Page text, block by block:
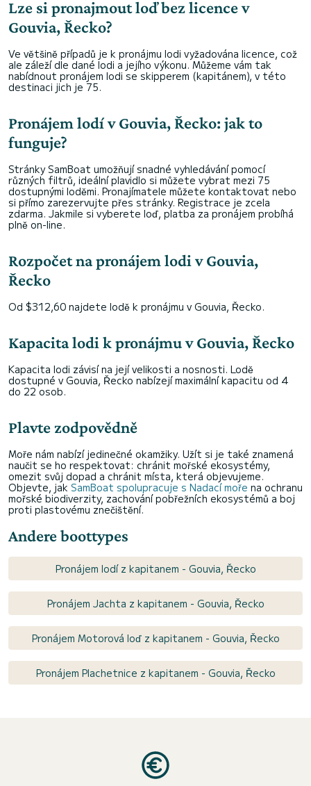
Lze si pronajmout loď bez licence v
Gouvia, Řecko?
Ve většině případů je k pronájmu lodi vyžadována licence, což
ale záleží dle dané lodi a jejího výkonu. Můžeme vám tak
nabídnout pronájem lodi se skipperem (kapitánem), v této
destinaci jich je 75.
Pronájem lodí v Gouvia, Řecko: jak to
funguje?
Stránky SamBoat umožňují snadné vyhledávání pomocí
různých filtrů, ideální plavidlo si můžete vybrat mezi 75
dostupnými loděmi. Pronajímatele můžete kontaktovat nebo
si přímo zarezervujte přes stránky. Registrace je zcela
zdarma. Jakmile si vyberete loď, platba za pronájem probíhá
plně on-line.
Rozpočet na pronájem lodi v Gouvia,
Řecko
Od $312,60 najdete lodě k pronájmu v Gouvia, Řecko.
Kapacita lodi k pronájmu v Gouvia, Řecko
Kapacita lodi závisí na její velikosti a nosnosti. Lodě
dostupné v Gouvia, Řecko nabízejí maximální kapacitu od 4
do 22 osob.
Plavte zodpovědně
Moře nám nabízí jedinečné okamžiky. Užít si je také znamená
naučit se ho respektovat: chránit mořské ekosystémy,
omezit svůj dopad a chránit místa, která objevujeme.
Objevte, jak SamBoat spolupracuje s Nadací moře na ochranu
mořské biodiverzity, zachování pobřežních ekosystémů a boj
proti plastovému znečištění.
Andere boottypes
Pronájem lodí z kapitanem - Gouvia, Řecko
Pronájem Jachta z kapitanem - Gouvia, Řecko
Pronájem Motorová loď z kapitanem - Gouvia, Řecko
Pronájem Plachetnice z kapitanem - Gouvia, Řecko